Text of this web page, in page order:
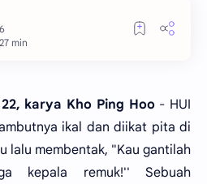
min
karya Kho Ping Hoo- HUI
ikal dan diikat pita di
lalu membentak, "Kau gantilah
kepala remuk!'' Sebuah